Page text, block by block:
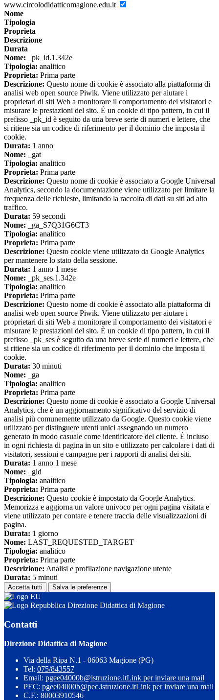
www.circolodidatticomagione.edu.it
Nome
Tipologia
Proprieta
Descrizione
Durata
Nome: _pk_id.1.342e
Tipologia: analitico
Proprieta: Prima parte
Descrizione: Questo nome di cookie è associato alla piattaforma di
analisi web open source Piwik. Viene utilizzato per aiutare i
proprietari di siti Web a monitorare il comportamento dei visitatori e
misurare le prestazioni del sito. È un cookie di tipo pattern, in cui il
prefisso _pk_id è seguito da una breve serie di numeri e lettere, che
si ritiene sia un codice di riferimento per il dominio che imposta il
cookie.
Durata: 1 anno
Nome: _gat
Tipologia: analitico
Proprieta: Prima parte
Descrizione: Questo nome di cookie è associato a Google Universal
Analytics, secondo la documentazione viene utilizzato per limitare la
frequenza delle richieste, limitando la raccolta di dati su siti ad alto
traffico.
Durata: 59 secondi
Nome: _ga_S7Q31G6CT3
Tipologia: analitico
Proprieta: Prima parte
Descrizione: Questo cookie viene utilizzato da Google Analytics
per mantenere lo stato della sessione.
Durata: 1 anno 1 mese
Nome: _pk_ses.1.342e
Tipologia: analitico
Proprieta: Prima parte
Descrizione: Questo nome di cookie è associato alla piattaforma di
analisi web open source Piwik. Viene utilizzato per aiutare i
proprietari di siti Web a monitorare il comportamento dei visitatori e
misurare le prestazioni del sito. È un cookie di tipo pattern, in cui il
prefisso _pk_ses è seguito da una breve serie di numeri e lettere, che
si ritiene sia un codice di riferimento per il dominio che imposta il
cookie.
Durata: 30 minuti
Nome: _ga
Tipologia: analitico
Proprieta: Prima parte
Descrizione: Questo nome di cookie è associato a Google Universal
Analytics, che è un aggiornamento significativo del servizio di
analisi più comunemente utilizzato da Google. Questo cookie viene
utilizzato per distinguere utenti unici assegnando un numero
generato in modo casuale come identificatore del cliente. È incluso
in ogni richiesta di pagina in un sito e utilizzato per calcolare i dati di
visitatori, sessioni e campagne per i rapporti di analisi dei siti.
Durata: 1 anno 1 mese
Nome: _gid
Tipologia: analitico
Proprieta: Prima parte
Descrizione: Questo cookie è impostato da Google Analytics.
Memorizza e aggiorna un valore univoco per ogni pagina visitata e
viene utilizzato per contare e tenere traccia delle visualizzazioni di
pagina.
Durata: 1 giorno
Nome: LAST_REQUESTED_TARGET
Tipologia: analitico
Proprieta: Prima parte
Descrizione: Analisi e profilazione navigazione utente
Durata: 5 minuti
Accetta tutti Salva le preferenze
Direzione Didattica di Magione
Contatti
Direzione Didattica di Magione
Via della Ripa N.1 - 06063 Magione (PG)
Tel: 075/843557
Email: pgee04000b@istruzione.itLink per inviare una mail
PEC: pgee04000b@pec.istruzione.itLink per inviare una mail
C.F.: 80003910546